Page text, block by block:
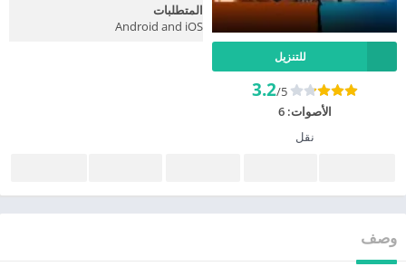
للتنزيل
3.2/5
الأصوات:6
نقل
المتطلبات
Android and iOS
وصف